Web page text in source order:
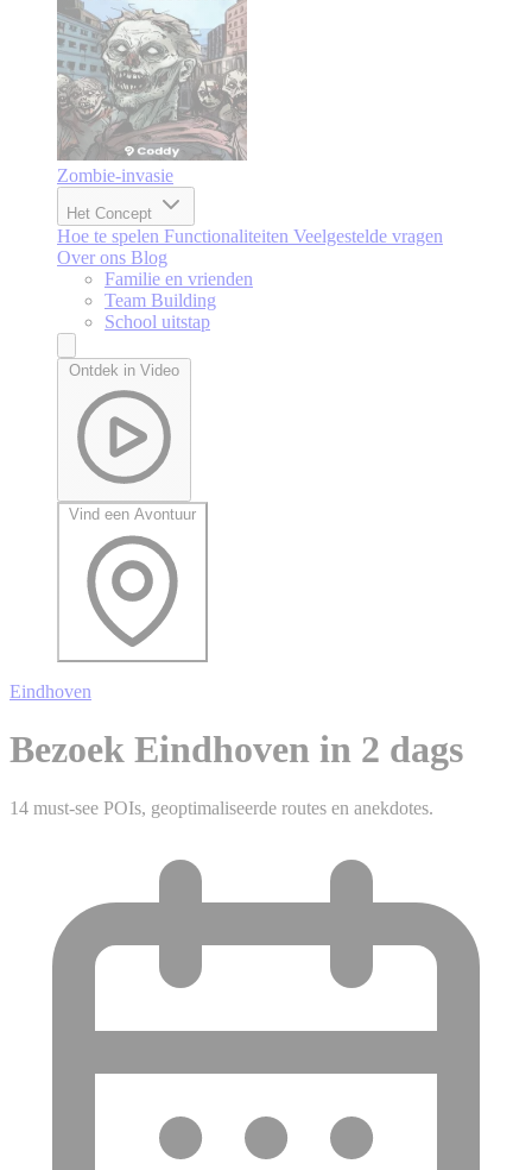
Zombie-invasie
Het Concept
Hoe te spelen Functionaliteiten Veelgestelde vragen
Over ons Blog
Familie en vrienden
Team Building
School uitstap
Ontdek in Video
Vind een Avontuur
Eindhoven
Bezoek Eindhoven in 2 dags
14 must-see POIs, geoptimaliseerde routes en anekdotes.